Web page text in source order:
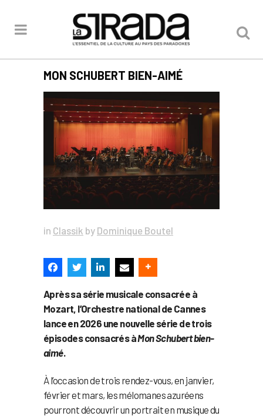
MON SCHUBERT BIEN-AIMÉ
in Classik by Dominique Boutel
Après sa série musicale consacrée à
Mozart, l’Orchestre national de Cannes
lance en 2026 une nouvelle série de trois
épisodes consacrés àMon Schubert bien-
aimé.
À l’occasion de trois rendez-vous, en janvier,
février et mars, les mélomanes azuréens
pourront découvrir un portrait en musique du